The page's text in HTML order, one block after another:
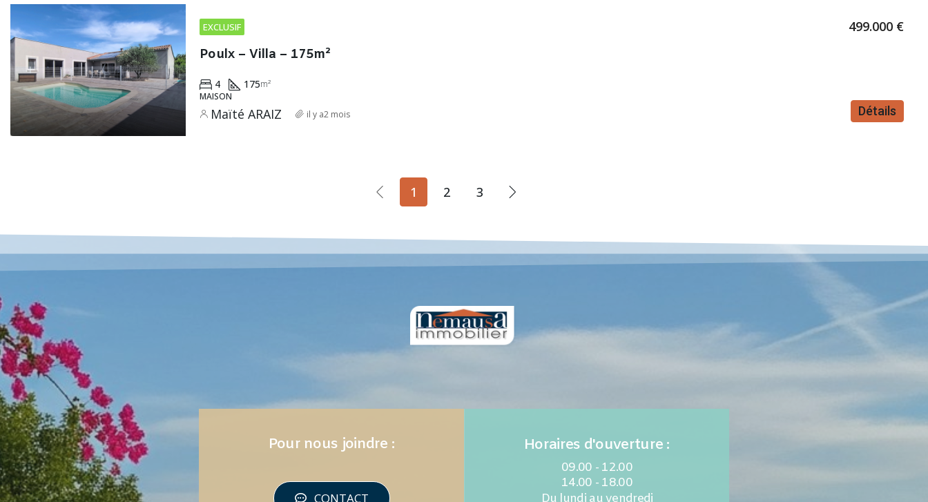
EXCLUSIF
Poulx – Villa – 175m²
499.000 €
4 175m²
MAISON
Détails
Maïté ARAIZ il y a2 mois
1 2 3
Pour nous joindre :
CONTACT
Horaires d'ouverture :
09.00 - 12.00
14.00 - 18.00